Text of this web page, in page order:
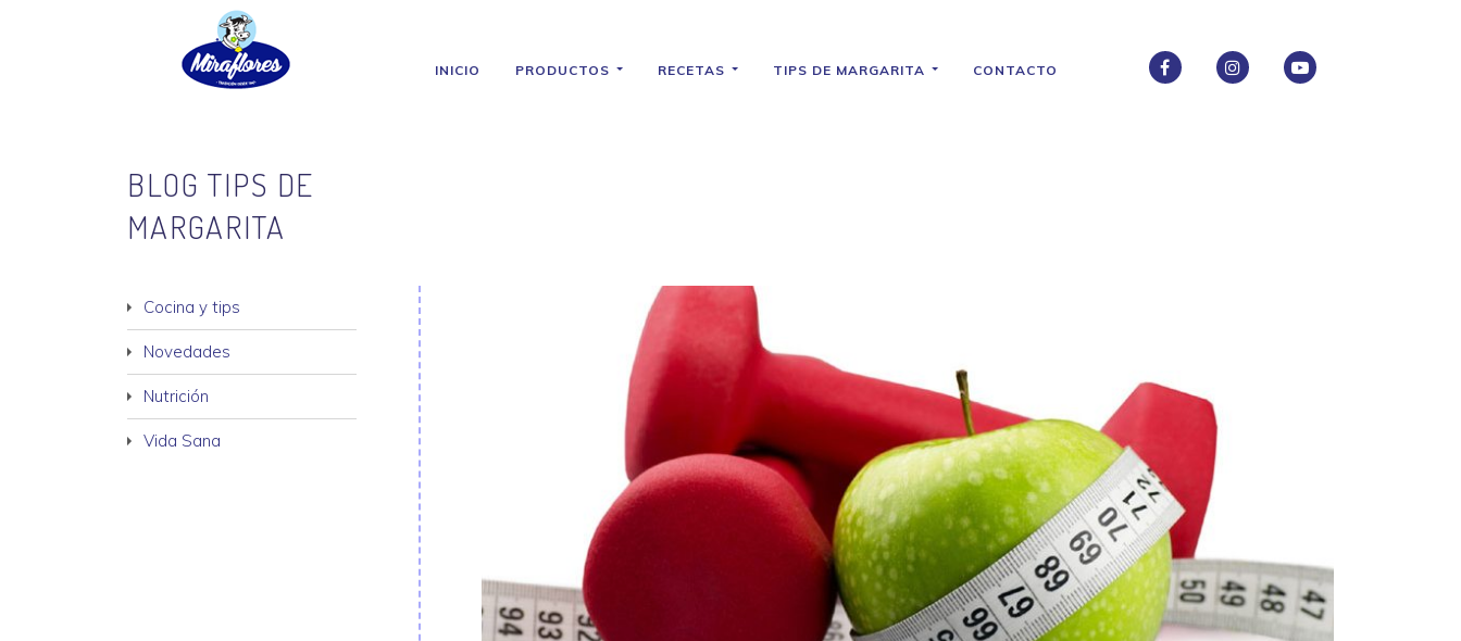
INICIO PRODUCTOS RECETAS TIPS DE MARGARITA
CONTACTO
FACEBOOKINSTAGRAMINSTAGRAM
BLOG TIPS DE
MARGARITA
Cocina y tips
Novedades
Nutrición
Vida Sana